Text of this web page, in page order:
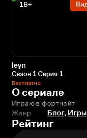
18+
leyn
Сезон 1 Серия 1
Бесплатно
О сериале
Играю в фортнайт
Жанр
Блог, Игры
Рейтинг